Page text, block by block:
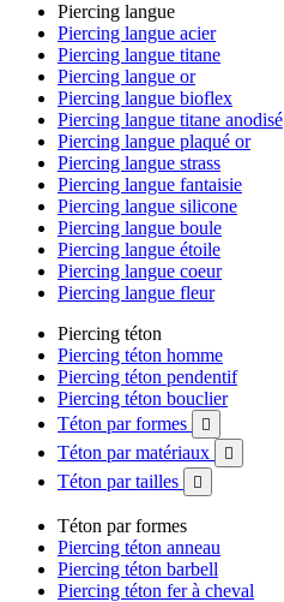
Piercing langue
Piercing langue acier
Piercing langue titane
Piercing langue or
Piercing langue bioflex
Piercing langue titane anodisé
Piercing langue plaqué or
Piercing langue strass
Piercing langue fantaisie
Piercing langue silicone
Piercing langue boule
Piercing langue étoile
Piercing langue coeur
Piercing langue fleur
Piercing téton
Piercing téton homme
Piercing téton pendentif
Piercing téton bouclier
Téton par formes

Téton par matériaux 
Téton par tailles 
Téton par formes
Piercing téton anneau
Piercing téton barbell
Piercing téton fer à cheval